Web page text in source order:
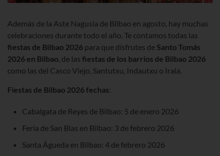
Además de la Aste Nagusia de Bilbao en agosto, hay muchas
celebraciones durante todo el año. Te contamos todas las
fiestas de Bilbao 2026 para que disfrutes de Santo Tomás
2026 en Bilbao, de las fiestas de los barrios de Bilbao 2026
como las del Casco Viejo, Santutxu, Indautxu o Irala.
Fiestas de Bilbao 2026 fechas:
Cabalgata de Reyes de Bilbao: 5 de enero 2026
Feria de San Blas en Bilbao: 3 de febrero 2026
Santa Águeda en Bilbao: 4 de febrero 2026